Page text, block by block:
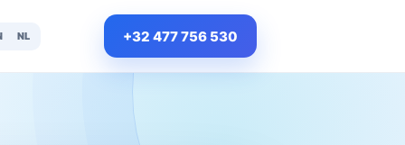
NL +32 477 756 530